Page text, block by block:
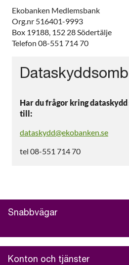
Ekobanken Medlemsbank
Org.nr 516401-9993
Box 19188, 152 28 Södertälje
Telefon 08-551 714 70
Har du frågor kring dataskydd
till:
dataskydd@ekobanken.se
tel 08-551 714 70
Snabbvägar
Konton och tjänster